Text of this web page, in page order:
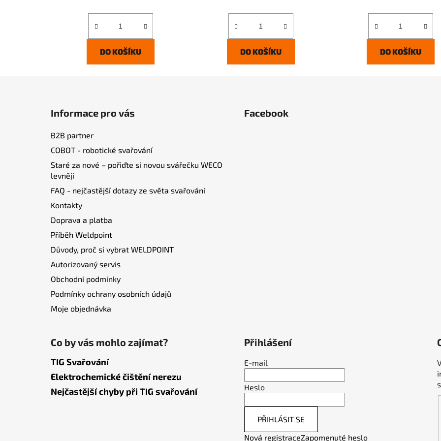
DO KOŠÍKU DO KOŠÍKU DO KOŠÍKU
Informace pro vás
B2B partner
COBOT - robotické svařování
Staré za nové – pořiďte si novou svářečku WECO
levněji
FAQ - nejčastější dotazy ze světa svařování
Kontakty
Doprava a platba
Příběh Weldpoint
Důvody, proč si vybrat WELDPOINT
Autorizovaný servis
Obchodní podmínky
Podmínky ochrany osobních údajů
Moje objednávka
Facebook
Co by vás mohlo zajímat?
TIG Svařování
Elektrochemické čištění nerezu
Nejčastější chyby při TIG svařování
Přihlášení
E-mail
Heslo
PŘIHLÁSIT SE
Nová registraceZapomenuté heslo